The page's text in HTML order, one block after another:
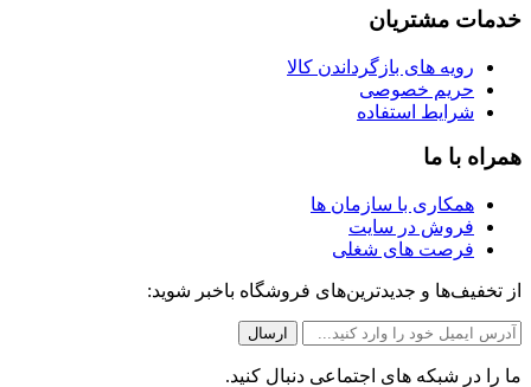
خدمات مشتریان
رویه های بازگرداندن کالا
حریم خصوصی
شرایط استفاده
همراه با ما
همکاری با سازمان ها
فروش در سایت
فرصت های شغلی
از تخفیف‌ها و جدیدترین‌های فروشگاه باخبر شوید:
ما را در شبکه های اجتماعی دنبال کنید.